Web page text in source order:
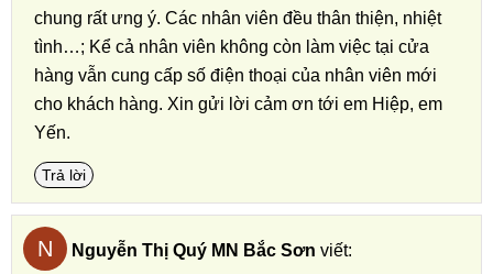
chung rất ưng ý. Các nhân viên đều thân thiện, nhiệt
tình…; Kể cả nhân viên không còn làm việc tại cửa
hàng vẫn cung cấp số điện thoại của nhân viên mới
cho khách hàng. Xin gửi lời cảm ơn tới em Hiệp, em
Yến.
Trả lời
N Nguyễn Thị Quý MN Bắc Sơn viết: